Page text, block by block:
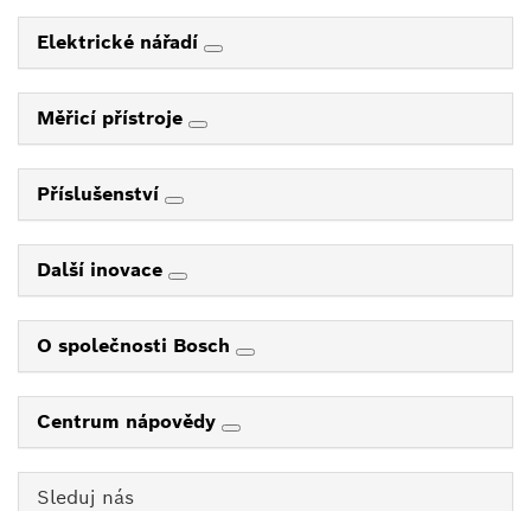
Elektrické nářadí
Měřicí přístroje
Příslušenství
Další inovace
O společnosti Bosch
Centrum nápovědy
Sleduj nás